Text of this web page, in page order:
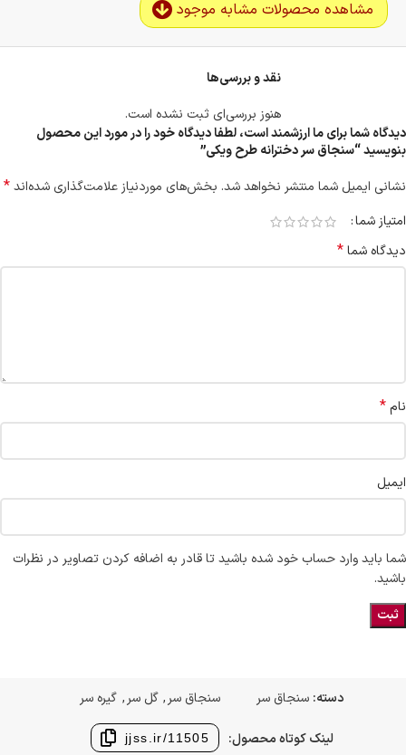
مشاهده محصولات مشابه موجود
نقد و بررسی‌ها
هنوز بررسی‌ای ثبت نشده است.
دیدگاه شما برای ما ارزشمند است، لطفا دیدگاه خود را در مورد این محصول
بنویسید “سنجاق سر دخترانه طرح ویکی”
نشانی ایمیل شما منتشر نخواهد شد. بخش‌های موردنیاز علامت‌گذاری شده‌اند*
امتیاز شما
دیدگاه شما*
نام*
ایمیل
شما باید وارد حساب خود شده باشید تا قادر به اضافه کردن تصاویر در نظرات
باشید.
دسته: سنجاق سر سنجاق سر , گل سر , گیره سر
لینک کوتاه محصول: jjss.ir/11505